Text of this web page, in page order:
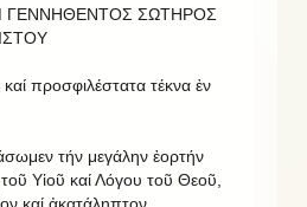
ΓΕΝΝΗΘΕΝΤΟΣ ΣΩΤΗΡΟΣ
καί προσφιλέστατα τέκνα ἐν
τήν μεγάλην ἑορτήν
Υἱοῦ καί Λόγου τοῦ Θεοῦ,